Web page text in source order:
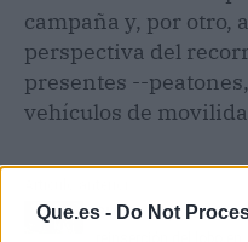
Que.es - Do Not
campaña y, por otro,
perspectiva del
presentes --
vehículos de
PACMA propone la